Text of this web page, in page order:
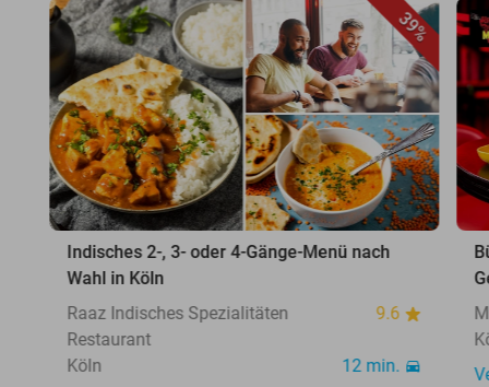
39%
Indisches 2-, 3- oder 4-Gänge-Menü nach
Wahl in Köln
Raaz Indisches Spezialitäten
Restaurant
9.6
Köln
12 min.